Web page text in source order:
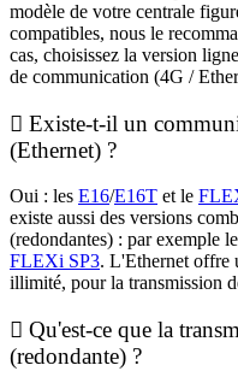
modèle de votre centrale
compatibles, nous le
cas, choisissez la version
de communication (4G /
Existe-t-il un
(Ethernet) ?
Oui : les E16/E16T et le
existe aussi des versions
(redondantes) : par exemple le
FLEXi SP3. L'Ethernet offre
illimité, pour la transmission
Qu'est-ce que la
(redondante) ?